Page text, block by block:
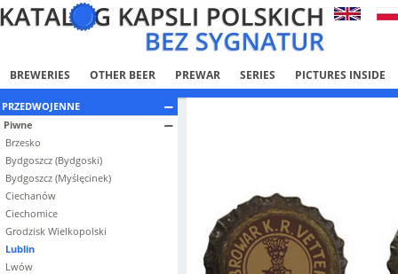
BREWERIES OTHER BEER PREWAR SERIES PICTURES INSIDE
PRZEDWOJENNE
Piwne
Brzesko
Bydgoszcz (Bydgoski)
Bydgoszcz (Myślęcinek)
Ciechanów
Ciechomice
Grodzisk Wielkopolski
Lublin
Lwów